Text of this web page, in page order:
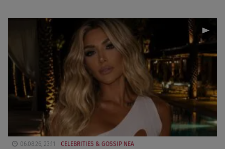
06.08.26, 23:11 CELEBRITIES & GOSSIP ΝΕΑ